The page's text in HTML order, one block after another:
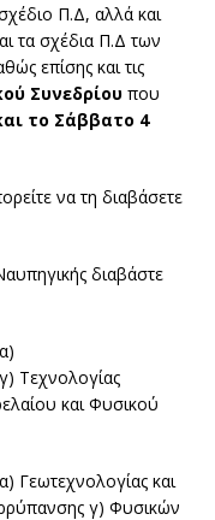
Π.Δ, αλλά και
τα σχέδια Π.Δ των
επίσης και τις
Συνεδρίου που
το Σάββατο 4
να τη διαβάσετε
διαβάστε
Τεχνολογίας
και Φυσικού
Γεωτεχνολογίας και
γ) Φυσικών